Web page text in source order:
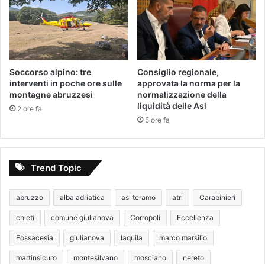
Soccorso alpino: tre
interventi in poche ore sulle
montagne abruzzesi
2 ore fa
Consiglio regionale,
approvata la norma per la
normalizzazione della
liquidità delle Asl
5 ore fa
Trend Topic
abruzzo alba adriatica asl teramo atri Carabinieri
chieti comune giulianova Corropoli Eccellenza
Fossacesia giulianova laquila marco marsilio
martinsicuro montesilvano mosciano nereto